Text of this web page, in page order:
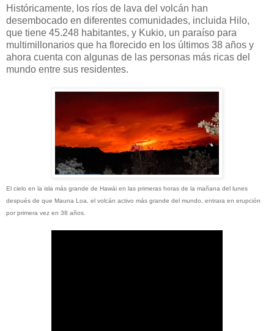
Históricamente, los ríos de lava del volcán han
desembocado en diferentes comunidades, incluida Hilo,
que tiene 45.248 habitantes, y Kukio, un paraíso para
multimillonarios que ha florecido en los últimos 38 años y
ahora cuenta con algunas de las personas más ricas del
mundo entre sus residentes.
El cielo en la isla más grande de Hawái en las primeras horas de la mañana del lunes
después de que Mauna Loa, el volcán activo más grande del mundo, entrara en erupción
por primera vez en 38 años.